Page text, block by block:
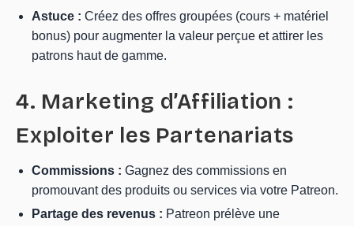
Astuce : Créez des offres groupées (cours + matériel
bonus) pour augmenter la valeur perçue et attirer les
patrons haut de gamme.
4. Marketing d’Affiliation :
Exploiter les Partenariats
Commissions : Gagnez des commissions en
promouvant des produits ou services via votre Patreon.
Partage des revenus : Patreon prélève une